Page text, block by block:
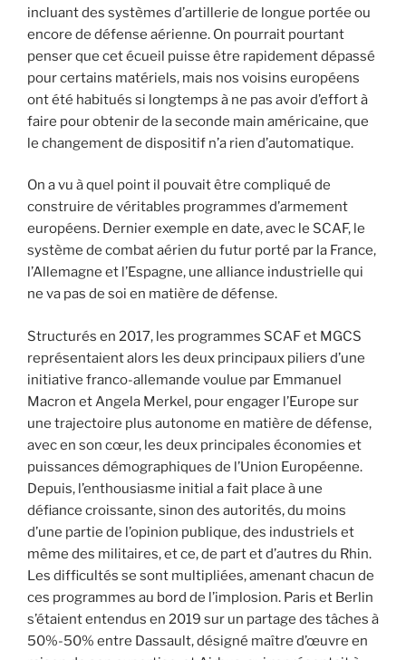
incluant des systèmes d’artillerie de longue portée ou
encore de défense aérienne. On pourrait pourtant
penser que cet écueil puisse être rapidement dépassé
pour certains matériels, mais nos voisins européens
ont été habitués si longtemps à ne pas avoir d’effort à
faire pour obtenir de la seconde main américaine, que
le changement de dispositif n’a rien d’automatique.
On a vu à quel point il pouvait être compliqué de
construire de véritables programmes d’armement
européens. Dernier exemple en date, avec le SCAF, le
système de combat aérien du futur porté par la France,
l’Allemagne et l’Espagne, une alliance industrielle qui
ne va pas de soi en matière de défense.
Structurés en 2017, les programmes SCAF et MGCS
représentaient alors les deux principaux piliers d’une
initiative franco-allemande voulue par Emmanuel
Macron et Angela Merkel, pour engager l’Europe sur
une trajectoire plus autonome en matière de défense,
avec en son cœur, les deux principales économies et
puissances démographiques de l’Union Européenne.
Depuis, l’enthousiasme initial a fait place à une
défiance croissante, sinon des autorités, du moins
d’une partie de l’opinion publique, des industriels et
même des militaires, et ce, de part et d’autres du Rhin.
Les difficultés se sont multipliées, amenant chacun de
ces programmes au bord de l’implosion. Paris et Berlin
s’étaient entendus en 2019 sur un partage des tâches à
50%-50% entre Dassault, désigné maître d’œuvre en